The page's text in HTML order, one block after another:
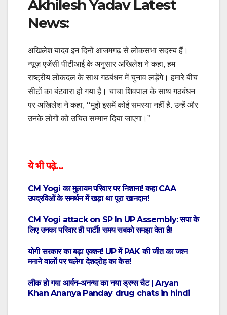
Akhilesh Yadav Latest
News:
अखिलेश यादव इन दिनों आजमगढ़ से लोकसभा सदस्य हैं।
न्यूज़ एजेंसी पीटीआई के अनुसार अखिलेश ने कहा, हम
राष्ट्रीय लोकदल के साथ गठबंधन में चुनाव लड़ेंगे। हमारे बीच
सीटों का बंटवारा हो गया है। चाचा शिवपाल के साथ गठबंधन
पर अखिलेश ने कहा, ‘‘मुझे इसमें कोई समस्या नहीं है. उन्हें और
उनके लोगों को उचित सम्मान दिया जाएगा।”
ये भी पढ़े…
CM Yogi का मुलायम परिवार पर निशाना! कहा CAA
उपद्रविओं के समर्थन में खड़ा था पूरा खानदान!
CM Yogi attack on SP In UP Assembly: सपा के
​लिए उनका परिवार ही पार्टी! समय सबको समझा देता है!
योगी सरकार का बड़ा एक्शन! UP में PAK की जीत का जश्न
मनाने वालों पर चलेगा देशद्रोह का केस!
लीक हो गया आर्यन-अनन्‍या का नया ड्रग्स चैट | Aryan
Khan Ananya Panday drug chats in hindi